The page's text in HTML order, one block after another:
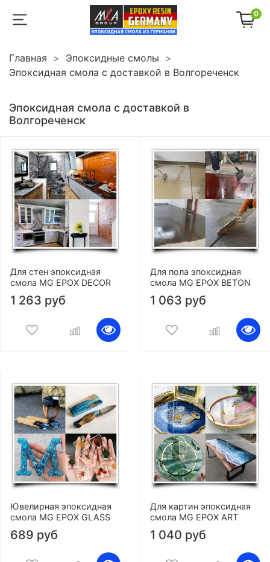
0
Главная
Эпоксидные смолы
Эпоксидная смола с доставкой в Волгореченск
Эпоксидная смола с доставкой в
Волгореченск
Для стен эпоксидная
смола MG EPOX DECOR
1 263 руб
Для пола эпоксидная
смола MG EPOX BETON
1 063 руб
Ювелирная эпоксидная
смола MG EPOX GLASS
689 руб
Для картин эпоксидная
смола MG EPOX ART
1 040 руб